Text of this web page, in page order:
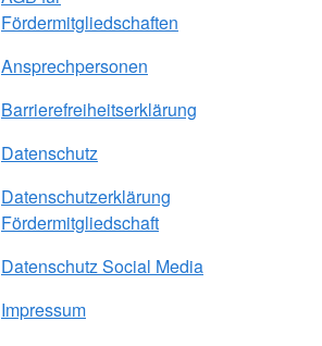
Fördermitgliedschaften
Ansprechpersonen
Barrierefreiheitserklärung
Datenschutz
Datenschutzerklärung
Fördermitgliedschaft
Datenschutz Social Media
Impressum